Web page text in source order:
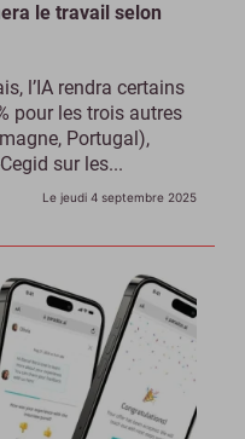
le travail selon
l’IA rendra certains
pour les trois autres
Portugal),
sur les...
Le jeudi 4 septembre 2025